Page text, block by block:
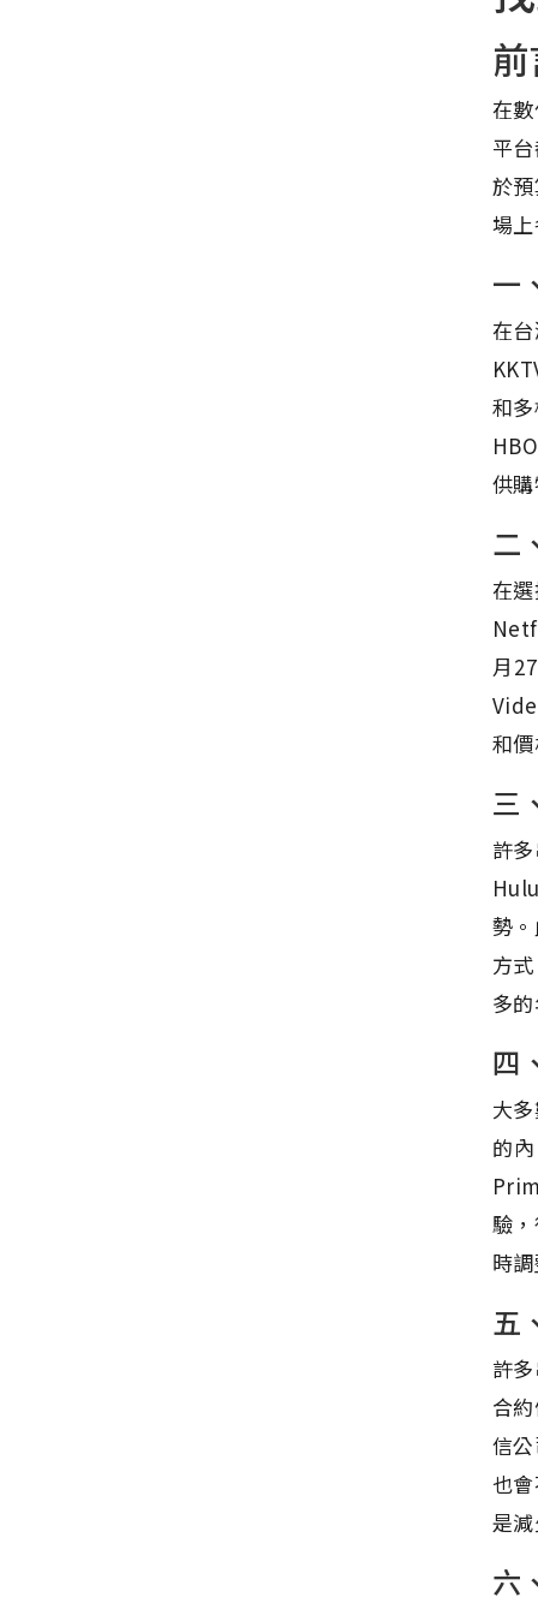
在
平
於
場
一
在
和
供
二
在
月
和
三
許
勢
方
多
四
大
的
驗
時
五
許
合
信
也
是
六